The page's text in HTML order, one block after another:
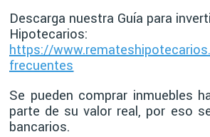
Descarga nuestra Guía para
Hipotecarios:
https://
frecuentes
Se pueden comprar inmuebles
parte de su valor real, por eso
bancarios.